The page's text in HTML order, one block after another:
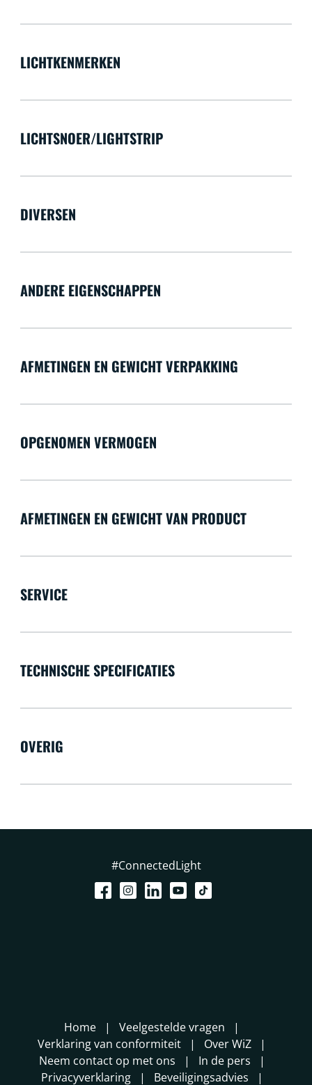
LICHTKENMERKEN
LICHTSNOER/LIGHTSTRIP
DIVERSEN
ANDERE EIGENSCHAPPEN
AFMETINGEN EN GEWICHT VERPAKKING
OPGENOMEN VERMOGEN
AFMETINGEN EN GEWICHT VAN PRODUCT
SERVICE
TECHNISCHE SPECIFICATIES
OVERIG
#ConnectedLight
Home
Veelgestelde vragen
Verklaring van conformiteit
Over WiZ
Neem contact op met ons
In de pers
Privacyverklaring
Beveiligingsadvies